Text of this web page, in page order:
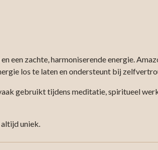
zachte, harmoniserende energie.
los te laten en ondersteunt bij
gebruikt tijdens meditatie, spiritueel
uniek.